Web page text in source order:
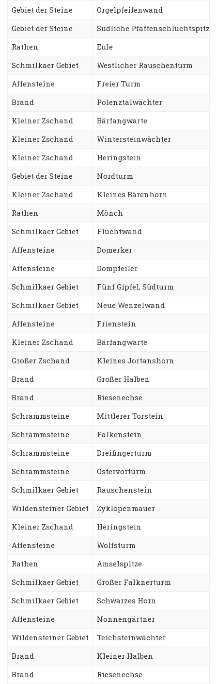
Gebiet der Steine
Orgelpfeifenwand
Gebiet der Steine
Südliche Pfaffenschluchtspitze
Rathen
Eule
Schmilkaer Gebiet
Westlicher Rauschenturm
Affensteine
Freier Turm
Brand
Polenztalwächter
Kleiner Zschand
Bärfangwarte
Kleiner Zschand
Wintersteinwächter
Kleiner Zschand
Heringstein
Gebiet der Steine
Nordturm
Kleiner Zschand
Kleines Bärenhorn
Rathen
Mönch
Schmilkaer Gebiet
Fluchtwand
Affensteine
Domerker
Affensteine
Dompfeiler
Schmilkaer Gebiet
Fünf Gipfel, Südturm
Schmilkaer Gebiet
Neue Wenzelwand
Affensteine
Frienstein
Kleiner Zschand
Bärfangwarte
Großer Zschand
Kleines Jortanshorn
Brand
Großer Halben
Brand
Riesenechse
Schrammsteine
Mittlerer Torstein
Schrammsteine
Falkenstein
Schrammsteine
Dreifingerturm
Schrammsteine
Ostervorturm
Schmilkaer Gebiet
Rauschenstein
Wildensteiner Gebiet
Zyklopenmauer
Kleiner Zschand
Heringstein
Affensteine
Wolfsturm
Rathen
Amselspitze
Schmilkaer Gebiet
Großer Falknerturm
Schmilkaer Gebiet
Schwarzes Horn
Affensteine
Nonnengärtner
Wildensteiner Gebiet
Teichsteinwächter
Brand
Kleiner Halben
Brand
Riesenechse